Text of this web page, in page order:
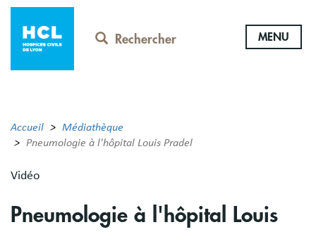
Aller
contenu
principal
Rechercher MENU
Accueil
Médiathèque
Pneumologie à l'hôpital Louis Pradel
Vidéo
Pneumologie à l'hôpital Louis